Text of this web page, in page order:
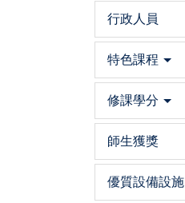
行政人員
特色課程
修課學分
師生獲獎
優質設備設施